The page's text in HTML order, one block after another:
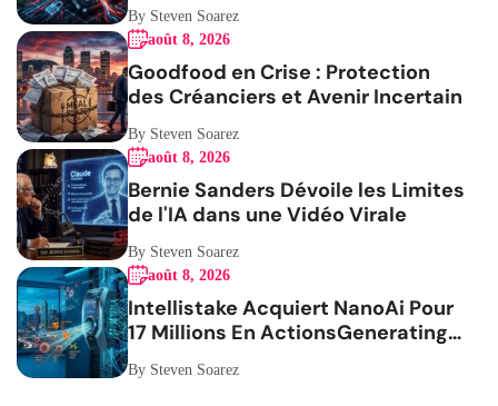
By Steven Soarez
août 8, 2026
Goodfood en Crise : Protection
des Créanciers et Avenir Incertain
By Steven Soarez
août 8, 2026
Bernie Sanders Dévoile les Limites
de l'IA dans une Vidéo Virale
By Steven Soarez
août 8, 2026
Intellistake Acquiert NanoAi Pour
17 Millions En ActionsGenerating
the French blog article
By Steven Soarez